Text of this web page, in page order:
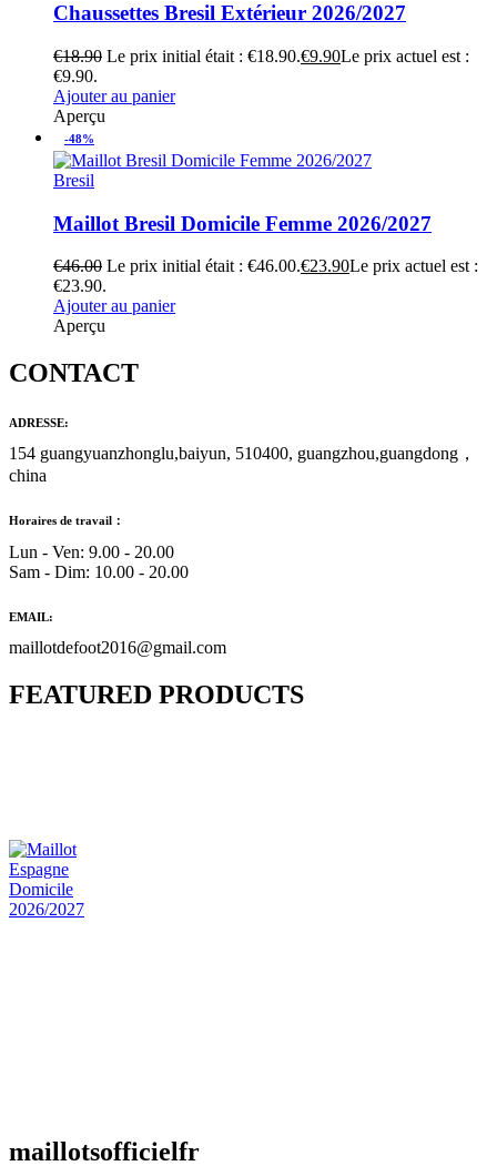
Chaussettes Bresil Extérieur 2026/2027
€18.90 Le prix initial était : €18.90.€9.90Le prix actuel est :
€9.90.
Ajouter au panier
Aperçu
-48%
Bresil
Maillot Bresil Domicile Femme 2026/2027
€46.00 Le prix initial était : €46.00.€23.90Le prix actuel est :
€23.90.
Ajouter au panier
Aperçu
CONTACT
ADRESSE:
154 guangyuanzhonglu,baiyun, 510400, guangzhou,guangdong，
china
Horaires de travail：
Lun - Ven: 9.00 - 20.00
Sam - Dim: 10.00 - 20.00
EMAIL:
maillotdefoot2016@gmail.com
FEATURED PRODUCTS
maillotsofficielfr